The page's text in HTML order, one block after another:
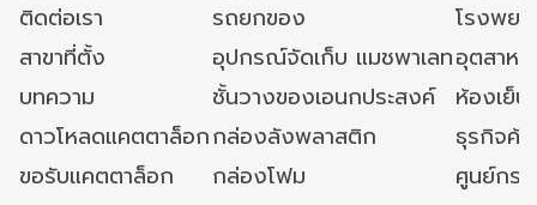
ติดต่อเรา
รถยกของ
โรงพย
สาขาที่ตั้ง
อุปกรณ์จัดเก็บ แมชพาเลทอุตสาหก
บทความ
ชั้นวางของเอนกประสงค์
ห้องเย็
ดาวโหลดแคตตาล็อกกล่องลังพลาสติก
ธุรกิจค้
ขอรับแคตตาล็อก
กล่องโฟม
ศูนย์กร